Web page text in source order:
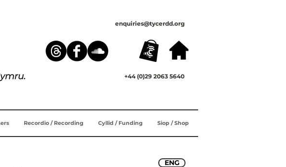
enquiries@tycerdd.org
+44 (0)29 2063 5640
Recordio / Recording Cyllid / Funding Siop / Shop
ENG